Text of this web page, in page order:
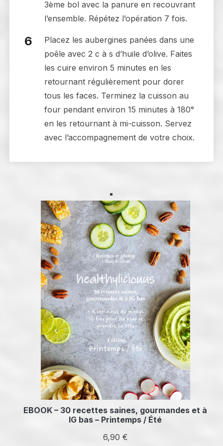
3ème bol avec la panure en recouvrant
l’ensemble. Répétez l’opération 7 fois.
Placez les aubergines panées dans une
poêle avec 2 c à s d’huile d’olive. Faites
les cuire environ 5 minutes en les
retournant régulièrement pour dorer
tous les faces. Terminez la cuisson au
four pendant environ 15 minutes à 180°
en les retournant à mi-cuisson. Servez
avec l’accompagnement de votre choix.
EBOOK – 30 recettes saines, gourmandes et à
IG bas – Printemps / Été
6,90 €